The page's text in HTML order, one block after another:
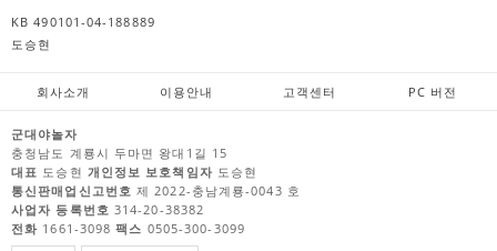
KB 490101-04-188889
도승현
회사소개 이용안내 고객센터 PC 버전
군대야놀자
충청남도 계룡시 두마면 왕대1길 15
대표 도승현 개인정보 보호책임자 도승현
통신판매업신고번호 제 2022-충남계룡-0043 호
사업자 등록번호 314-20-38382
전화 1661-3098팩스 0505-300-3099